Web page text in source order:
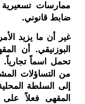
ممارسات
ضابط قانوني.
غير أن ما يزيد
البوزنيقي. أن
تحمل اسماً
من التساؤلات
إلى السلطة
المقهى فعلاً